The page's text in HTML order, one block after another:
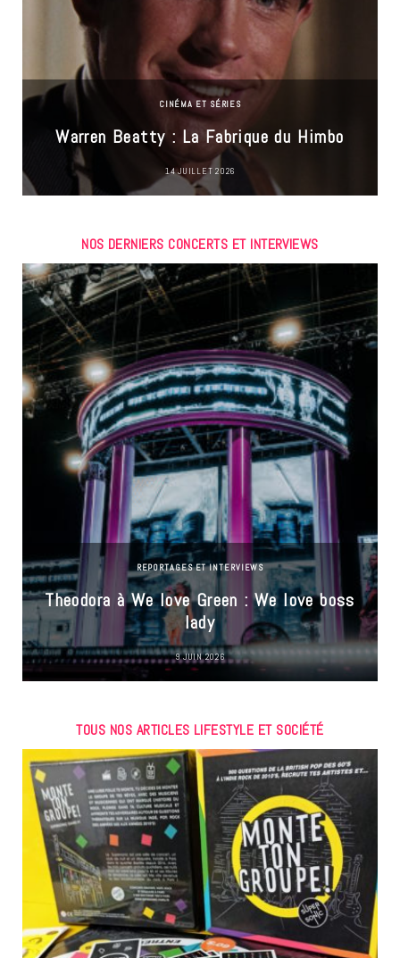
CINÉMA ET SÉRIES
Warren Beatty : La Fabrique du Himbo
14 JUILLET 2026
NOS DERNIERS CONCERTS ET INTERVIEWS
REPORTAGES ET INTERVIEWS
Theodora à We love Green : We love boss
lady
9 JUIN 2026
TOUS NOS ARTICLES LIFESTYLE ET SOCIÉTÉ